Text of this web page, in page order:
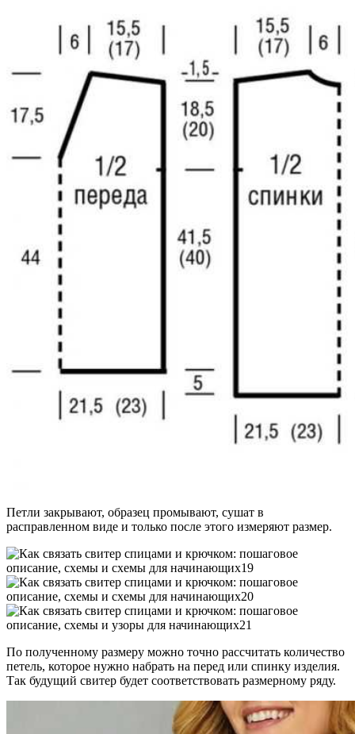
Петли закрывают, образец промывают, сушат в
расправленном виде и только после этого измеряют размер.
По полученному размеру можно точно рассчитать количество
петель, которое нужно набрать на перед или спинку изделия.
Так будущий свитер будет соответствовать размерному ряду.